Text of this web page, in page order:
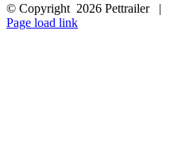
© Copyright 2026 Pettrailer |
Facebook
Page load link